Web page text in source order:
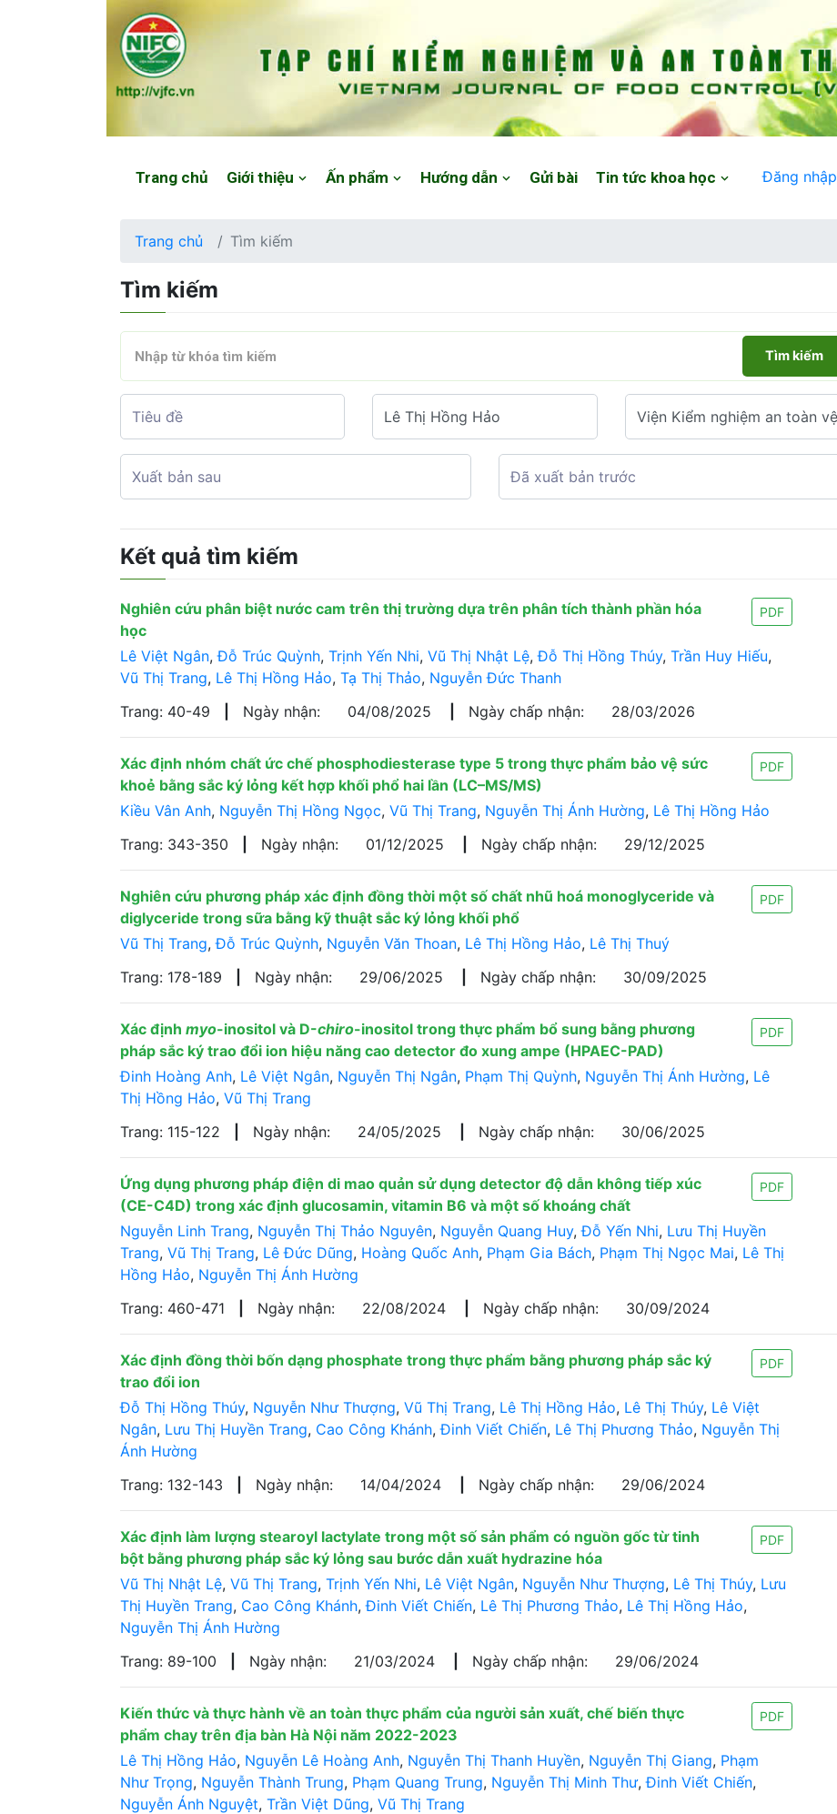
Trang chủ Giới thiệu Ấn phẩm Hướng dẫn Gửi bài Tin tức khoa học Đăng nhập
Trang chủ Tìm kiếm
Tìm kiếm
Tìm kiếm
Kết quả tìm kiếm
Nghiên cứu phân biệt nước cam trên thị trường dựa trên phân tích thành phần hóa
học
PDF
Lê Việt Ngân,Đỗ Trúc Quỳnh, Trịnh Yến Nhi, Vũ Thị Nhật Lệ,Đỗ Thị Hồng Thúy, Trần Huy Hiếu,
Vũ Thị Trang, Lê Thị Hồng Hảo, Tạ Thị Thảo, Nguyễn Đức Thanh
Trang: 40-49
Ngày nhận: 04/08/2025 Ngày chấp nhận: 28/03/2026
Xác định nhóm chất ức chế phosphodiesterase type 5 trong thực phẩm bảo vệ sức
khoẻ bằng sắc ký lỏng kết hợp khối phổ hai lần (LC–MS/MS)
PDF
Kiều Vân Anh, Nguyễn Thị Hồng Ngọc, Vũ Thị Trang, Nguyễn Thị Ánh Hường, Lê Thị Hồng Hảo
Trang: 343-350
Ngày nhận: 01/12/2025 Ngày chấp nhận: 29/12/2025
Nghiên cứu phương pháp xác định đồng thời một số chất nhũ hoá monoglyceride và
diglyceride trong sữa bằng kỹ thuật sắc ký lỏng khối phổ
PDF
Vũ Thị Trang,Đỗ Trúc Quỳnh, Nguyễn Văn Thoan, Lê Thị Hồng Hảo, Lê Thị Thuý
Trang: 178-189
Ngày nhận: 29/06/2025 Ngày chấp nhận: 30/09/2025
Xác định myo-inositol và D-chiro-inositol trong thực phẩm bổ sung bằng phương
pháp sắc ký trao đổi ion hiệu năng cao detector đo xung ampe (HPAEC-PAD)
PDF
Đinh Hoàng Anh, Lê Việt Ngân, Nguyễn Thị Ngân, Phạm Thị Quỳnh, Nguyễn Thị Ánh Hường, Lê
Thị Hồng Hảo, Vũ Thị Trang
Trang: 115-122
Ngày nhận: 24/05/2025 Ngày chấp nhận: 30/06/2025
Ứng dụng phương pháp điện di mao quản sử dụng detector độ dẫn không tiếp xúc
(CE-C4D) trong xác định glucosamin, vitamin B6 và một số khoáng chất
PDF
Nguyễn Linh Trang, Nguyễn Thị Thảo Nguyên, Nguyễn Quang Huy,Đỗ Yến Nhi, Lưu Thị Huyền
Trang, Vũ Thị Trang, Lê Đức Dũng, Hoàng Quốc Anh, Phạm Gia Bách, Phạm Thị Ngọc Mai, Lê Thị
Hồng Hảo, Nguyễn Thị Ánh Hường
Trang: 460-471
Ngày nhận: 22/08/2024 Ngày chấp nhận: 30/09/2024
Xác định đồng thời bốn dạng phosphate trong thực phẩm bằng phương pháp sắc ký
trao đổi ion
PDF
Đỗ Thị Hồng Thúy, Nguyễn Như Thượng, Vũ Thị Trang, Lê Thị Hồng Hảo, Lê Thị Thúy, Lê Việt
Ngân, Lưu Thị Huyền Trang, Cao Công Khánh,Đinh Viết Chiến, Lê Thị Phương Thảo, Nguyễn Thị
Ánh Hường
Trang: 132-143
Ngày nhận: 14/04/2024 Ngày chấp nhận: 29/06/2024
Xác định làm lượng stearoyl lactylate trong một số sản phẩm có nguồn gốc từ tinh
bột bằng phương pháp sắc ký lỏng sau bước dẫn xuất hydrazine hóa
PDF
Vũ Thị Nhật Lệ, Vũ Thị Trang, Trịnh Yến Nhi, Lê Việt Ngân, Nguyễn Như Thượng, Lê Thị Thúy, Lưu
Thị Huyền Trang, Cao Công Khánh,Đinh Viết Chiến, Lê Thị Phương Thảo, Lê Thị Hồng Hảo,
Nguyễn Thị Ánh Hường
Trang: 89-100
Ngày nhận: 21/03/2024 Ngày chấp nhận: 29/06/2024
Kiến thức và thực hành về an toàn thực phẩm của người sản xuất, chế biến thực
phẩm chay trên địa bàn Hà Nội năm 2022-2023
PDF
Lê Thị Hồng Hảo, Nguyễn Lê Hoàng Anh, Nguyễn Thị Thanh Huyền, Nguyễn Thị Giang, Phạm
Như Trọng, Nguyễn Thành Trung, Phạm Quang Trung, Nguyễn Thị Minh Thư,Đinh Viết Chiến,
Nguyễn Ánh Nguyệt, Trần Việt Dũng, Vũ Thị Trang